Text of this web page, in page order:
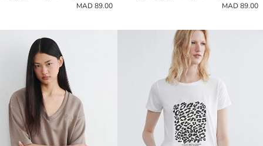
89.00 MAD
89.00 MAD